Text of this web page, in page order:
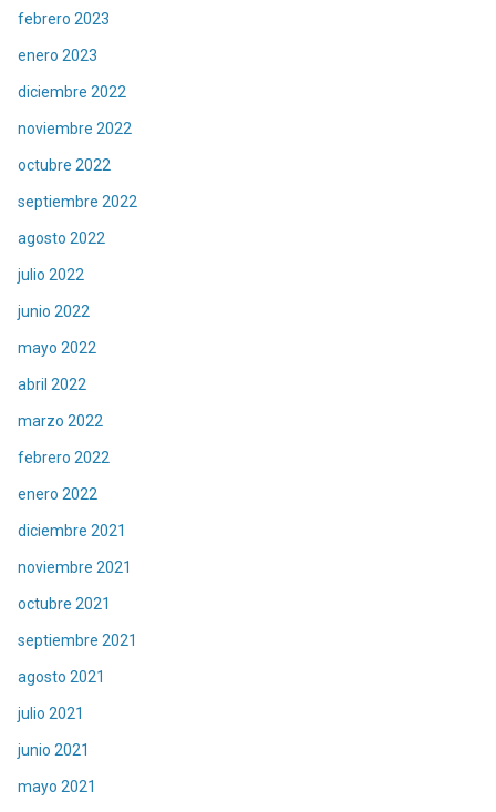
febrero 2023
enero 2023
diciembre 2022
noviembre 2022
octubre 2022
septiembre 2022
agosto 2022
julio 2022
junio 2022
mayo 2022
abril 2022
marzo 2022
febrero 2022
enero 2022
diciembre 2021
noviembre 2021
octubre 2021
septiembre 2021
agosto 2021
julio 2021
junio 2021
mayo 2021